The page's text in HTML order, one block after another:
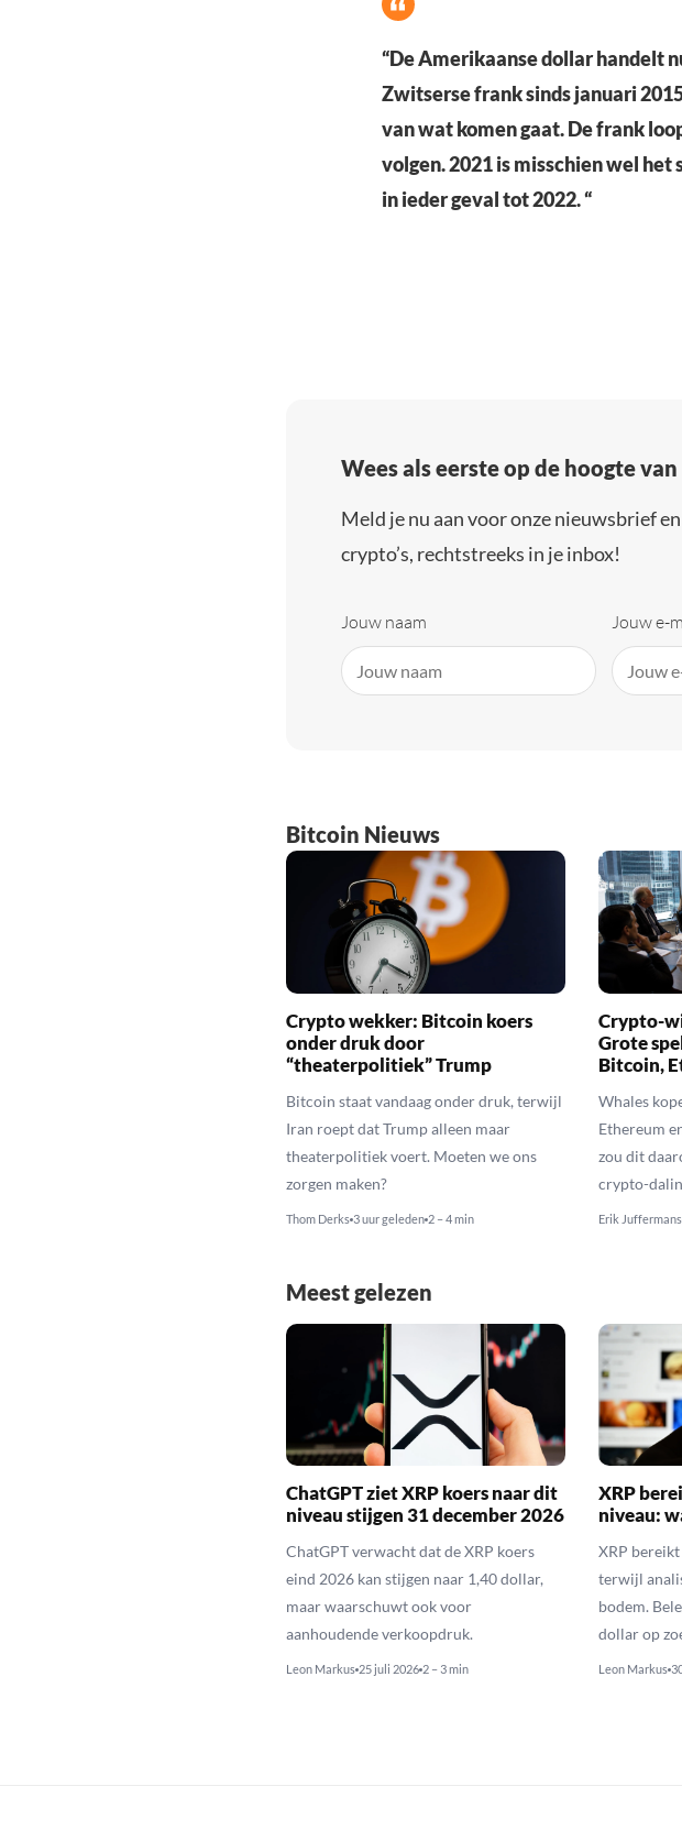
“De Amerikaanse dollar handelt
Zwitserse frank sinds januari
van wat komen gaat. De frank
volgen. 2021 is misschien wel
in ieder geval tot 2022. “
Wees als eerste op de hoogte
Meld je nu aan voor onze nieuwsbrief
crypto’s, rechtstreeks in je inbox!
Jouw naam Jouw e-
Bitcoin Nieuws
Crypto wekker: Bitcoin koers
onder druk door
“theaterpolitiek” Trump
Bitcoin staat vandaag onder druk, terwijl
Iran roept dat Trump alleen maar
theaterpolitiek voert. Moeten we ons
zorgen maken?
Thom Derks 3 uur geleden 2 – 4 min
Crypto-
Grote
Bitcoin,
Whales
Ethereum
zou dit
crypto-
Erik Juffermans
Meest gelezen
ChatGPT ziet XRP koers naar dit
niveau stijgen 31 december 2026
ChatGPT verwacht dat de XRP koers
eind 2026 kan stijgen naar 1,40 dollar,
maar waarschuwt ook voor
aanhoudende verkoopdruk.
Leon Markus 25 juli 2026 2 – 3 min
XRP
niveau:
XRP
terwijl
bodem.
dollar op
Leon Markus